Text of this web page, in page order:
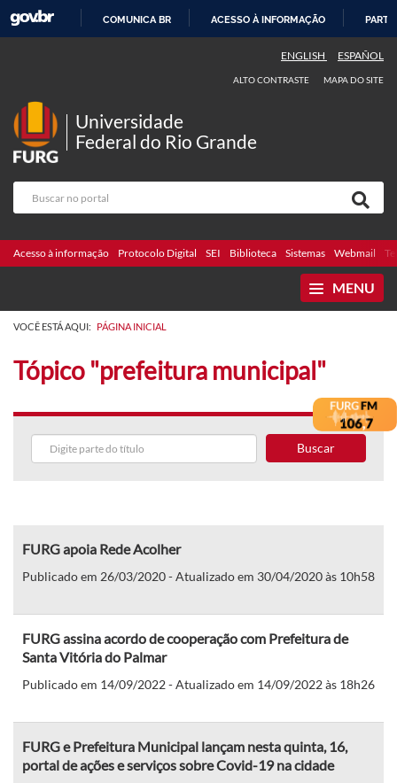
COMUNICA BR ACESSO À INFORMAÇÃO
ENGLISH ESPAÑOL
ALTO CONTRASTE MAPA DO SITE
Universidade
Federal do Rio Grande
Acesso à informação Protocolo Digital SEI Biblioteca Sistemas Webmail
MENU
VOCÊ ESTÁ AQUI: PÁGINA INICIAL
Tópico "prefeitura municipal"
Buscar
FURG apoia Rede Acolher
Publicado em 26/03/2020 - Atualizado em 30/04/2020 às 10h58
FURG assina acordo de cooperação com Prefeitura de
Santa Vitória do Palmar
Publicado em 14/09/2022 - Atualizado em 14/09/2022 às 18h26
FURG e Prefeitura Municipal lançam nesta quinta, 16,
portal de ações e serviços sobre Covid-19 na cidade